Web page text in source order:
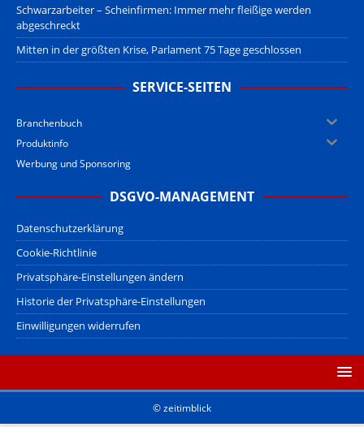
Schwarzarbeiter – Scheinfirmen: Immer mehr fleißige werden
abgeschreckt
Mitten in der größten Krise, Parlament 75 Tage geschlossen
SERVICE-SEITEN
Branchenbuch
Produktinfo
Werbung und Sponsoring
DSGVO-MANAGEMENT
Datenschutzerklärung
Cookie-Richtlinie
Privatsphäre-Einstellungen ändern
Historie der Privatsphäre-Einstellungen
Einwilligungen widerrufen
© zeitimblick